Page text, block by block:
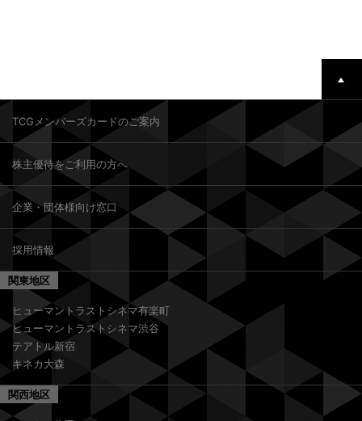
TCGメンバーズカードのご案内
株主優待をご利用の方へ
企業・団体様向け窓口
採用情報
関東地区
ヒューマントラストシネマ有楽町
ヒューマントラストシネマ渋谷
テアトル新宿
キネカ大森
関西地区